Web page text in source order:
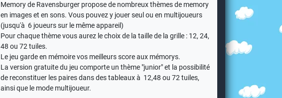
Memory de Ravensburger propose de nombreux thèmes de memory
en images et en sons. Vous pouvez y jouer seul ou en multijoueurs
(jusqu'à 6 joueurs sur le même appareil)
Pour chaque thème vous aurez le choix de la taille de la grille : 12, 24,
48 ou 72 tuiles.
Le jeu garde en mémoire vos meilleurs score aux mémorys.
La version gratuite du jeu comporte un thème "junior" et la possibilité
de reconstituer les paires dans des tableaux à 12,48 ou 72 tuiles,
ainsi que le mode multijoueur.